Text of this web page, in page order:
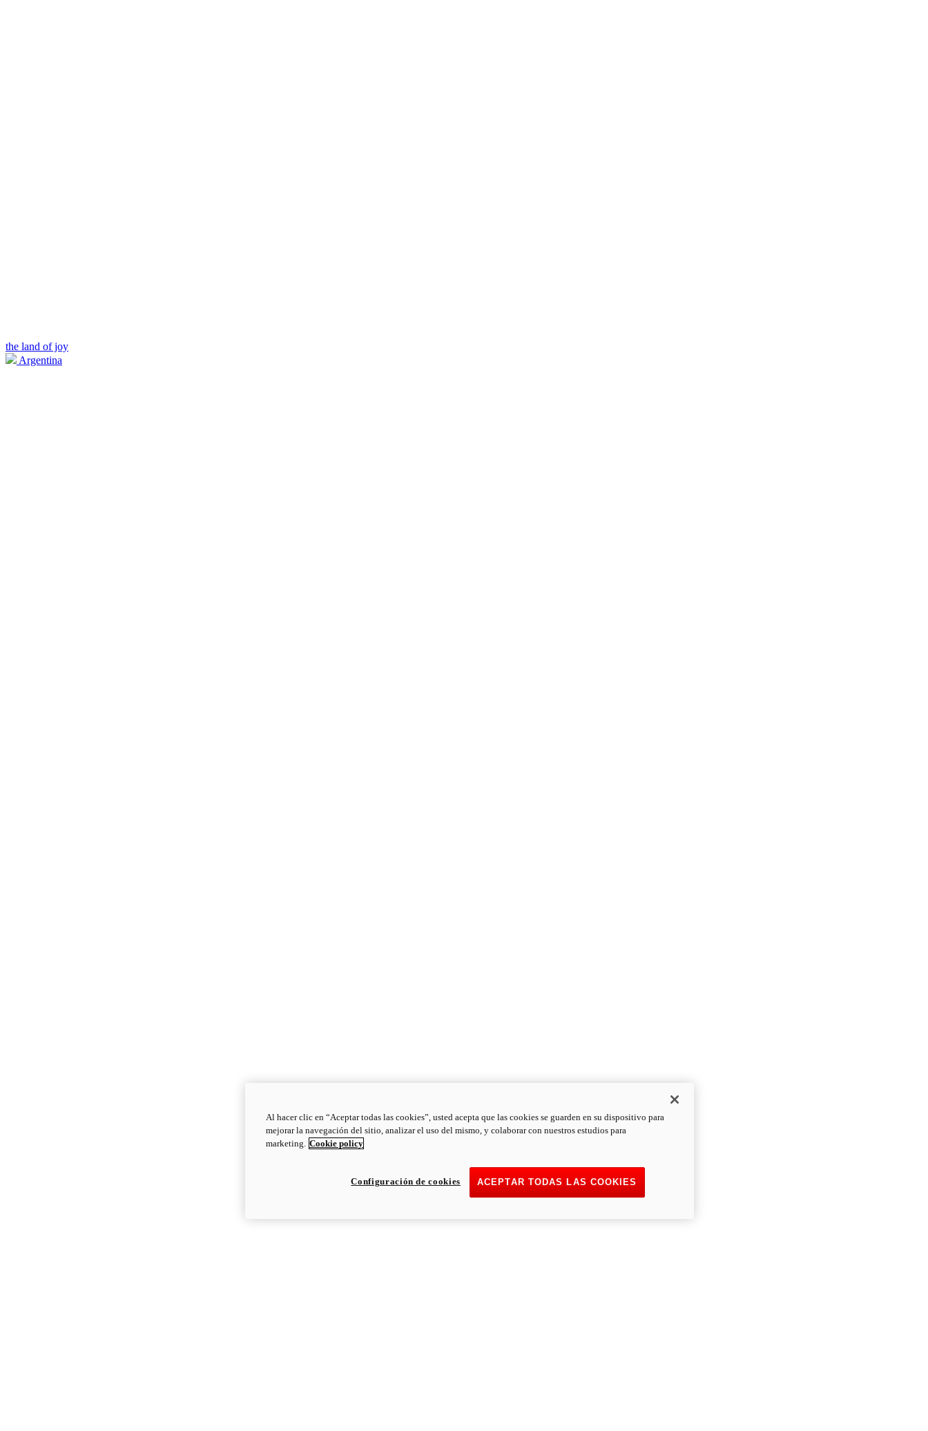
the land of joy
Argentina
Al hacer clic en “Aceptar todas las cookies”, usted acepta que las cookies se guarden en su dispositivo para
mejorar la navegación del sitio, analizar el uso del mismo, y colaborar con nuestros estudios para
marketing. Cookie policy
ACEPTAR TODAS LAS COOKIES
Configuración de cookies